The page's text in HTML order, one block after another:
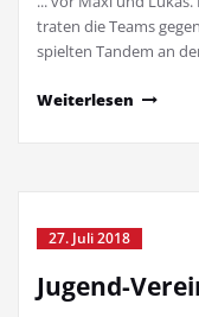
traten die Teams
spielten Tandem an
Weiterlesen
27. Juli 2018
Jugend-